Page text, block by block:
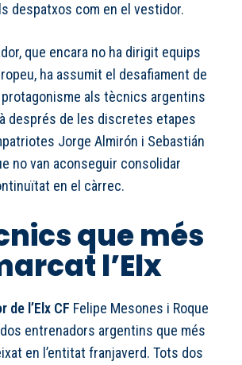
despatxos com en el vestidor.
que encara no ha dirigit equips
ha assumit el desafiament de
als tècnics argentins
després de les discretes etapes
Jorge Almirón i Sebastián
no van aconseguir consolidar
en el càrrec.
que més
l’Elx
de l’Elx CF Felipe Mesones i Roque
entrenadors argentins que més
en l’entitat franjaverd. Tots dos